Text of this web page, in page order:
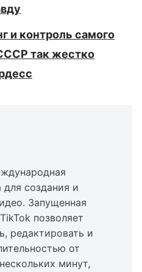
и контроль самого
так жестко
создания и
Запущенная
позволяет
редактировать и
от
минут,